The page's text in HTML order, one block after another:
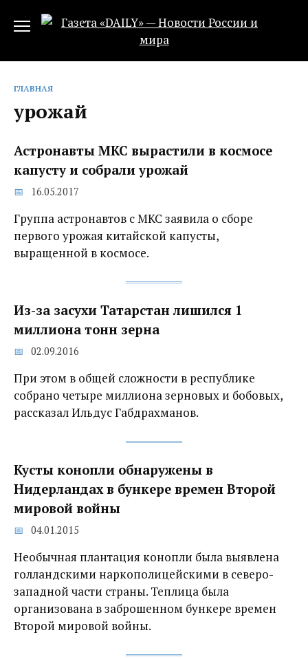
ГЛАВНАЯ
урожай
Астронавты МКС вырастили в космосе
капусту и собрали урожай
16.05.2017
Группа астронавтов с МКС заявила о сборе
первого урожая китайской капусты,
выращенной в космосе.
Из-за засухи Татарстан лишился 1
миллиона тонн зерна
02.09.2016
При этом в общей сложности в республике
собрано четыре миллиона зерновых и бобовых,
рассказал Ильдус Габдрахманов.
Кусты конопли обнаружены в
Нидерландах в бункере времен Второй
мировой войны
04.01.2015
Необычная плантация конопли была выявлена
голландскими наркополицейскими в северо-
западной части страны. Теплица была
организована в заброшенном бункере времен
Второй мировой войны.